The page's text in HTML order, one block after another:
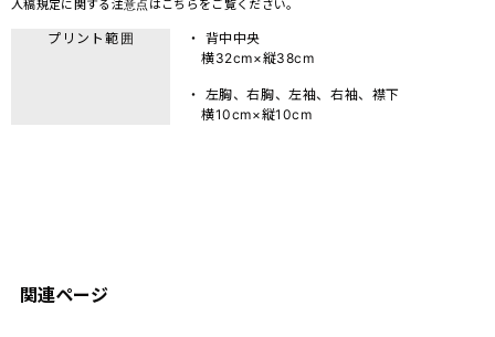
入稿規定に関する注意点は こちら をご覧ください。
プリント範囲
・ 背中中央
横32cm×縦38cm
・ 左胸、右胸、左袖、右袖、襟下
横10cm×縦10cm
関連ページ